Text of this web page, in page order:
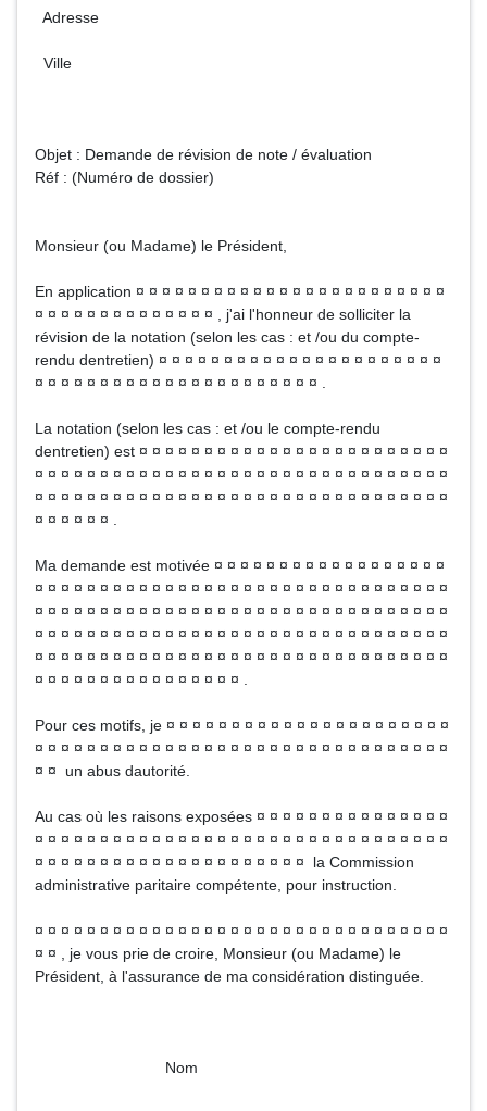
Adresse
Ville
Objet : Demande de révision de note / évaluation
Réf : (Numéro de dossier)
Monsieur (ou Madame) le Président,
En application ¤ ¤ ¤ ¤ ¤ ¤ ¤ ¤ ¤ ¤ ¤ ¤ ¤ ¤ ¤ ¤ ¤ ¤ ¤ ¤ ¤ ¤ ¤ ¤
¤ ¤ ¤ ¤ ¤ ¤ ¤ ¤ ¤ ¤ ¤ ¤ ¤ ¤ , j'ai l'honneur de solliciter la
révision de la notation (selon les cas : et /ou du compte-
rendu dentretien) ¤ ¤ ¤ ¤ ¤ ¤ ¤ ¤ ¤ ¤ ¤ ¤ ¤ ¤ ¤ ¤ ¤ ¤ ¤ ¤ ¤ ¤
¤ ¤ ¤ ¤ ¤ ¤ ¤ ¤ ¤ ¤ ¤ ¤ ¤ ¤ ¤ ¤ ¤ ¤ ¤ ¤ ¤ ¤ .
La notation (selon les cas : et /ou le compte-rendu
dentretien) est ¤ ¤ ¤ ¤ ¤ ¤ ¤ ¤ ¤ ¤ ¤ ¤ ¤ ¤ ¤ ¤ ¤ ¤ ¤ ¤ ¤ ¤ ¤ ¤
¤ ¤ ¤ ¤ ¤ ¤ ¤ ¤ ¤ ¤ ¤ ¤ ¤ ¤ ¤ ¤ ¤ ¤ ¤ ¤ ¤ ¤ ¤ ¤ ¤ ¤ ¤ ¤ ¤ ¤ ¤ ¤
¤ ¤ ¤ ¤ ¤ ¤ ¤ ¤ ¤ ¤ ¤ ¤ ¤ ¤ ¤ ¤ ¤ ¤ ¤ ¤ ¤ ¤ ¤ ¤ ¤ ¤ ¤ ¤ ¤ ¤ ¤ ¤
¤ ¤ ¤ ¤ ¤ ¤ .
Ma demande est motivée ¤ ¤ ¤ ¤ ¤ ¤ ¤ ¤ ¤ ¤ ¤ ¤ ¤ ¤ ¤ ¤ ¤ ¤
¤ ¤ ¤ ¤ ¤ ¤ ¤ ¤ ¤ ¤ ¤ ¤ ¤ ¤ ¤ ¤ ¤ ¤ ¤ ¤ ¤ ¤ ¤ ¤ ¤ ¤ ¤ ¤ ¤ ¤ ¤ ¤
¤ ¤ ¤ ¤ ¤ ¤ ¤ ¤ ¤ ¤ ¤ ¤ ¤ ¤ ¤ ¤ ¤ ¤ ¤ ¤ ¤ ¤ ¤ ¤ ¤ ¤ ¤ ¤ ¤ ¤ ¤ ¤
¤ ¤ ¤ ¤ ¤ ¤ ¤ ¤ ¤ ¤ ¤ ¤ ¤ ¤ ¤ ¤ ¤ ¤ ¤ ¤ ¤ ¤ ¤ ¤ ¤ ¤ ¤ ¤ ¤ ¤ ¤ ¤
¤ ¤ ¤ ¤ ¤ ¤ ¤ ¤ ¤ ¤ ¤ ¤ ¤ ¤ ¤ ¤ ¤ ¤ ¤ ¤ ¤ ¤ ¤ ¤ ¤ ¤ ¤ ¤ ¤ ¤ ¤ ¤
¤ ¤ ¤ ¤ ¤ ¤ ¤ ¤ ¤ ¤ ¤ ¤ ¤ ¤ ¤ ¤ .
Pour ces motifs, je ¤ ¤ ¤ ¤ ¤ ¤ ¤ ¤ ¤ ¤ ¤ ¤ ¤ ¤ ¤ ¤ ¤ ¤ ¤ ¤ ¤ ¤
¤ ¤ ¤ ¤ ¤ ¤ ¤ ¤ ¤ ¤ ¤ ¤ ¤ ¤ ¤ ¤ ¤ ¤ ¤ ¤ ¤ ¤ ¤ ¤ ¤ ¤ ¤ ¤ ¤ ¤ ¤ ¤
¤ ¤ un abus dautorité.
Au cas où les raisons exposées ¤ ¤ ¤ ¤ ¤ ¤ ¤ ¤ ¤ ¤ ¤ ¤ ¤ ¤ ¤
¤ ¤ ¤ ¤ ¤ ¤ ¤ ¤ ¤ ¤ ¤ ¤ ¤ ¤ ¤ ¤ ¤ ¤ ¤ ¤ ¤ ¤ ¤ ¤ ¤ ¤ ¤ ¤ ¤ ¤ ¤ ¤
¤ ¤ ¤ ¤ ¤ ¤ ¤ ¤ ¤ ¤ ¤ ¤ ¤ ¤ ¤ ¤ ¤ ¤ ¤ ¤ ¤ la Commission
administrative paritaire compétente, pour instruction.
¤ ¤ ¤ ¤ ¤ ¤ ¤ ¤ ¤ ¤ ¤ ¤ ¤ ¤ ¤ ¤ ¤ ¤ ¤ ¤ ¤ ¤ ¤ ¤ ¤ ¤ ¤ ¤ ¤ ¤ ¤ ¤
¤ ¤ , je vous prie de croire, Monsieur (ou Madame) le
Président, à l'assurance de ma considération distinguée.
Nom